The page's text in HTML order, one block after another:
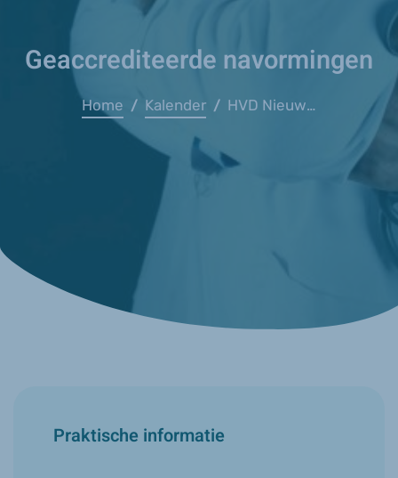
Geaccrediteerde navormingen
Home / Kalender / HVD Nieuwsjaarsbrunch
Praktische informatie